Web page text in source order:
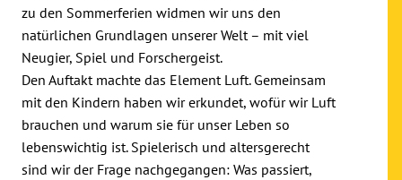
zu den Sommerferien widmen wir uns den
natürlichen Grundlagen unserer Welt – mit viel
Neugier, Spiel und Forschergeist.
Den Auftakt machte das Element Luft. Gemeinsam
mit den Kindern haben wir erkundet, wofür wir Luft
brauchen und warum sie für unser Leben so
lebenswichtig ist. Spielerisch und altersgerecht
sind wir der Frage nachgegangen: Was passiert,